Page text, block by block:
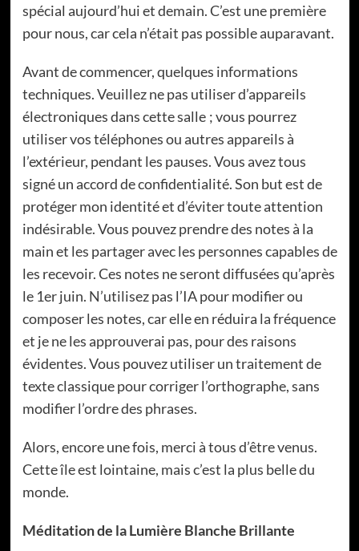
spécial aujourd’hui et demain. C’est une première
pour nous, car cela n’était pas possible auparavant.
Avant de commencer, quelques informations
techniques. Veuillez ne pas utiliser d’appareils
électroniques dans cette salle ; vous pourrez
utiliser vos téléphones ou autres appareils à
l’extérieur, pendant les pauses. Vous avez tous
signé un accord de confidentialité. Son but est de
protéger mon identité et d’éviter toute attention
indésirable. Vous pouvez prendre des notes à la
main et les partager avec les personnes capables de
les recevoir. Ces notes ne seront diffusées qu’après
le 1er juin. N’utilisez pas l’IA pour modifier ou
composer les notes, car elle en réduira la fréquence
et je ne les approuverai pas, pour des raisons
évidentes. Vous pouvez utiliser un traitement de
texte classique pour corriger l’orthographe, sans
modifier l’ordre des phrases.
Alors, encore une fois, merci à tous d’être venus.
Cette île est lointaine, mais c’est la plus belle du
monde.
Méditation de la Lumière Blanche Brillante